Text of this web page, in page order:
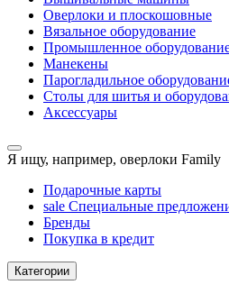
Оверлоки и плоскошовные
Вязальное оборудование
Промышленное
Манекены
Парогладильное
Столы для шитья и
Аксессуары
Я ищу, например, оверлоки Family
Подарочные карты
sale Специальные
Бренды
Покупка в кредит
Категории